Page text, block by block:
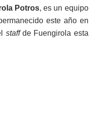
Potros, es un equipo
este año en
staffde Fuengirola esta